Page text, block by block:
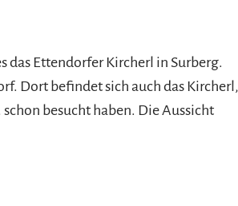
das Ettendorfer Kircherl in Surberg.
Dort befindet sich auch das Kircherl,
besucht haben. Die Aussicht